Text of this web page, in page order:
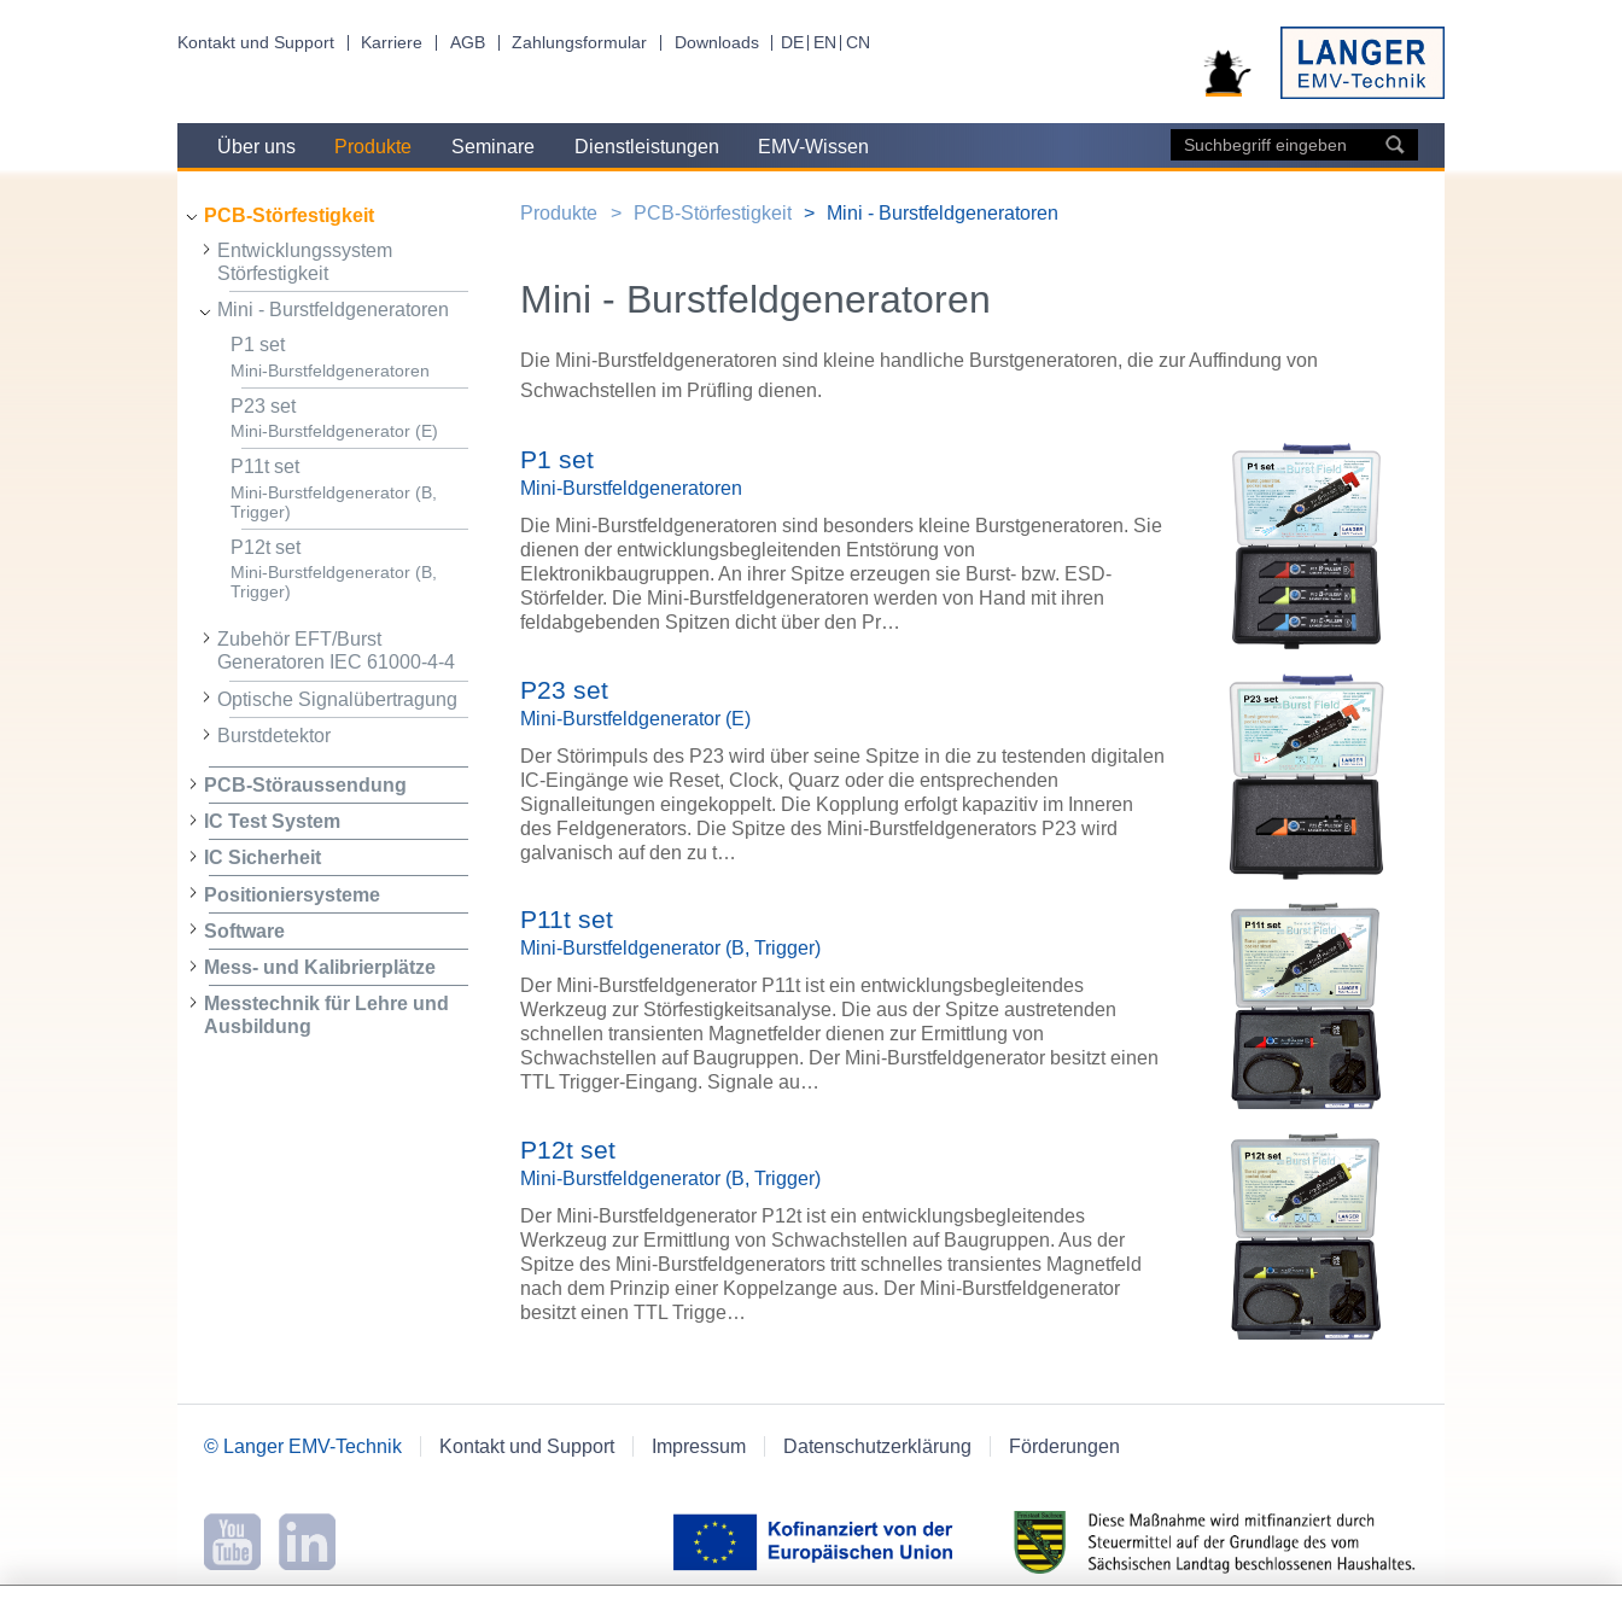
Kontakt und Support Karriere AGB Zahlungsformular Downloads DE EN CN
Über uns Produkte Seminare Dienstleistungen EMV-Wissen
PCB-Störfestigkeit
Entwicklungssystem
Störfestigkeit
Mini - Burstfeldgeneratoren
P1 set
Mini-Burstfeldgeneratoren
P23 set
Mini-Burstfeldgenerator (E)
P11t set
Mini-Burstfeldgenerator (B,
Trigger)
P12t set
Mini-Burstfeldgenerator (B,
Trigger)
Zubehör EFT/Burst
Generatoren IEC 61000-4-4
Optische Signalübertragung
Burstdetektor
PCB-Störaussendung
IC Test System
IC Sicherheit
Positioniersysteme
Software
Mess- und Kalibrierplätze
Messtechnik für Lehre und
Ausbildung
Produkte PCB-Störfestigkeit Mini - Burstfeldgeneratoren
Mini - Burstfeldgeneratoren
Die Mini-Burstfeldgeneratoren sind kleine handliche Burstgeneratoren, die zur Auffindung von
Schwachstellen im Prüfling dienen.
P1 set
Mini-Burstfeldgeneratoren
Die Mini-Burstfeldgeneratoren sind besonders kleine Burstgeneratoren. Sie
dienen der entwicklungsbegleitenden Entstörung von
Elektronikbaugruppen. An ihrer Spitze erzeugen sie Burst- bzw. ESD-
Störfelder. Die Mini-Burstfeldgeneratoren werden von Hand mit ihren
feldabgebenden Spitzen dicht über den Pr…
P23 set
Mini-Burstfeldgenerator (E)
Der Störimpuls des P23 wird über seine Spitze in die zu testenden digitalen
IC-Eingänge wie Reset, Clock, Quarz oder die entsprechenden
Signalleitungen eingekoppelt. Die Kopplung erfolgt kapazitiv im Inneren
des Feldgenerators. Die Spitze des Mini-Burstfeldgenerators P23 wird
galvanisch auf den zu t…
P11t set
Mini-Burstfeldgenerator (B, Trigger)
Der Mini-Burstfeldgenerator P11t ist ein entwicklungsbegleitendes
Werkzeug zur Störfestigkeitsanalyse. Die aus der Spitze austretenden
schnellen transienten Magnetfelder dienen zur Ermittlung von
Schwachstellen auf Baugruppen. Der Mini-Burstfeldgenerator besitzt einen
TTL Trigger-Eingang. Signale au…
P12t set
Mini-Burstfeldgenerator (B, Trigger)
Der Mini-Burstfeldgenerator P12t ist ein entwicklungsbegleitendes
Werkzeug zur Ermittlung von Schwachstellen auf Baugruppen. Aus der
Spitze des Mini-Burstfeldgenerators tritt schnelles transientes Magnetfeld
nach dem Prinzip einer Koppelzange aus. Der Mini-Burstfeldgenerator
besitzt einen TTL Trigge…
© Langer EMV-Technik Kontakt und Support Impressum Datenschutzerklärung Förderungen